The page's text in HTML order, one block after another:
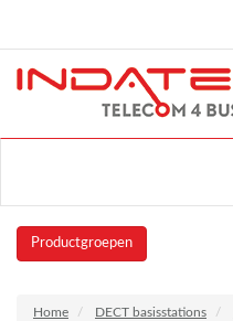
Productgroepen
Home DECT basisstations